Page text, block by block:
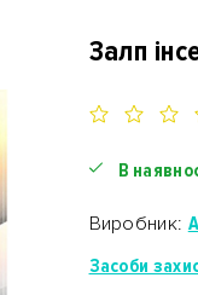
Залп
В
Виробник:
Засоби